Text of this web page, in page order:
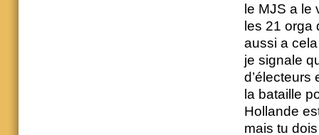
le MJS a le
les 21 orga
aussi a
je signale
d’électeurs
la bataille
Hollande
mais tu